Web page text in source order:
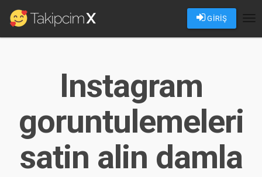
GİRİŞ
Instagram
goruntulemeleri
satin alin damla